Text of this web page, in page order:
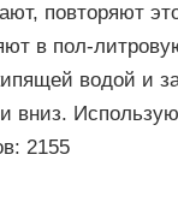
повторяют
в пол-
водой и
вниз.
2155